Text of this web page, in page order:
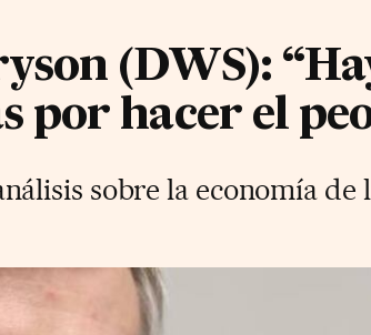
(DWS):
por hacer el
sobre la economía